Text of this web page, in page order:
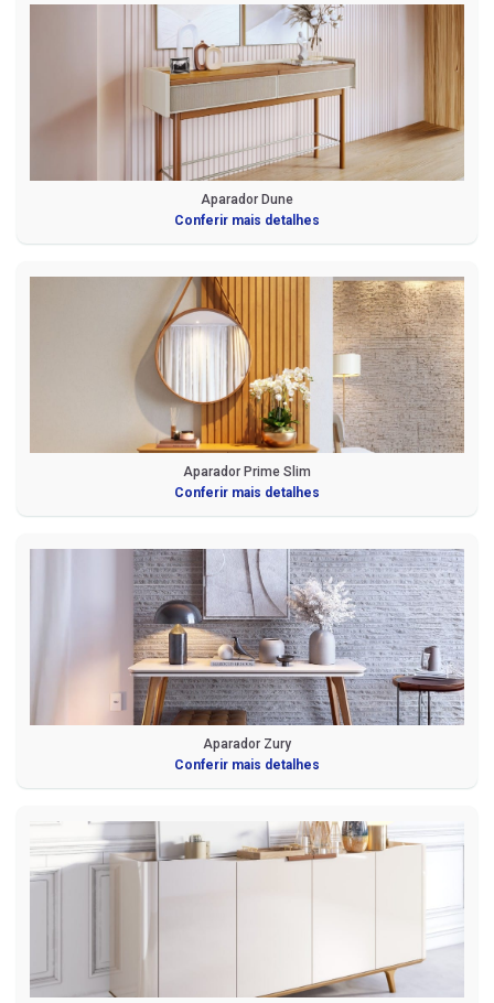
Aparador Dune
Conferir mais detalhes
Aparador Prime Slim
Conferir mais detalhes
Aparador Zury
Conferir mais detalhes